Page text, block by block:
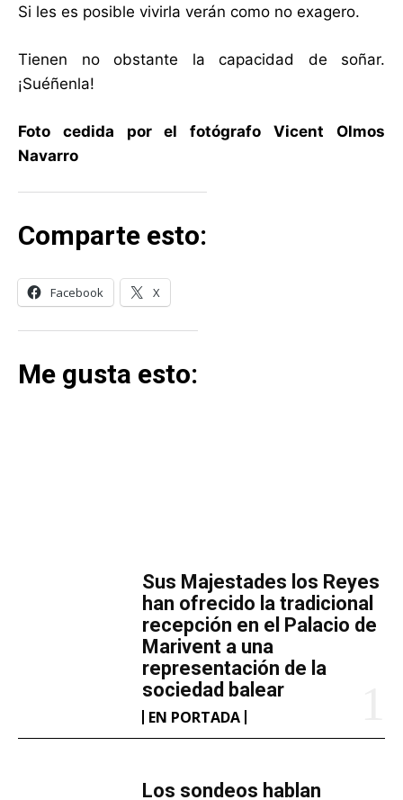
​Sus Majestades los Reyes
han ofrecido la tradicional
recepción en el Palacio de
Marivent​ a una
representación de la
sociedad balear
EN PORTADA
Los sondeos hablan
Si les es posible vivirla verán como no exagero.
Tienen no obstante la capacidad de soñar.
¡Suéñenla!
Foto cedida por el fotógrafo Vicent Olmos
Navarro
Comparte esto:
Facebook X
Me gusta esto: